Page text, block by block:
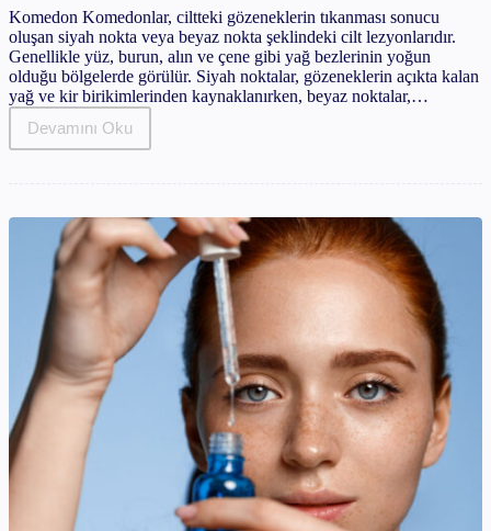
Komedon Komedonlar, ciltteki gözeneklerin tıkanması sonucu
oluşan siyah nokta veya beyaz nokta şeklindeki cilt lezyonlarıdır.
Genellikle yüz, burun, alın ve çene gibi yağ bezlerinin yoğun
olduğu bölgelerde görülür. Siyah noktalar, gözeneklerin açıkta kalan
yağ ve kir birikimlerinden kaynaklanırken, beyaz noktalar,…
Devamını Oku
Komedon
Nedir?